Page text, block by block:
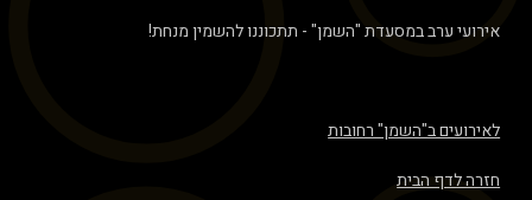
אירועי ערב במסעדת "השמן" - תתכוננו להשמין מנחת!
לאירועים ב"השמן" רחובות
חזרה לדף הבית